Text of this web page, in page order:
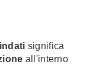
significa
all'interno